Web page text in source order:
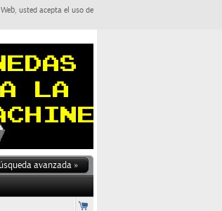
usted acepta el uso de
avanzada »